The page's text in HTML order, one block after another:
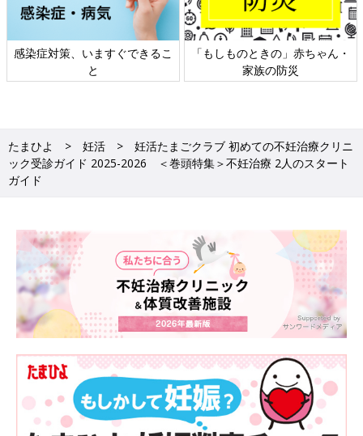
日本外来小児科学会リーフレッ
ト検討会
六星占術 細木かおりさんの人生
相談
たまひよ 妊活
妊活たまごクラブ 初めての不妊治療クリニ
ック受診ガイド 2025-2026 ＜巻頭特集＞不妊治療 2人のスタート
ガイド